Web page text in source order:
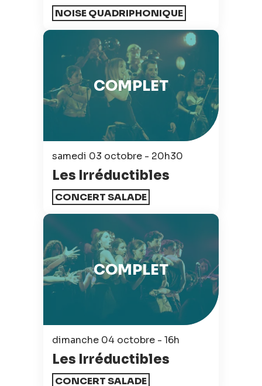
NOISE QUADRIPHONIQUE
samedi 03 octobre - 20h30
Les Irréductibles
CONCERT SALADE
COMPLET
dimanche 04 octobre - 16h
Les Irréductibles
CONCERT SALADE
COMPLET